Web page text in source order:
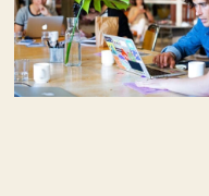
A HouseSickla
A HouseHagastaden